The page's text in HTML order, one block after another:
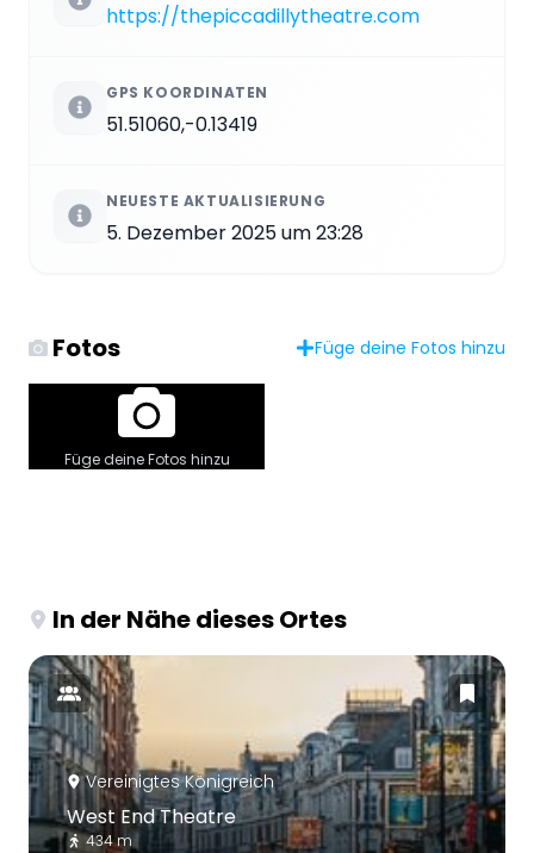
https://thepiccadillytheatre.com
GPS KOORDINATEN
51.51060,-0.13419
NEUESTE AKTUALISIERUNG
5. Dezember 2025 um 23:28
Fotos Füge deine Fotos hinzu
Füge deine Fotos hinzu
In der Nähe dieses Ortes
Vereinigtes Königreich
West End Theatre
434 m